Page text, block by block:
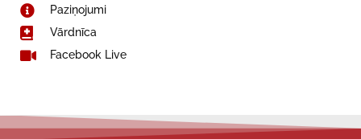
Paziņojumi
Vārdnīca
Facebook Live